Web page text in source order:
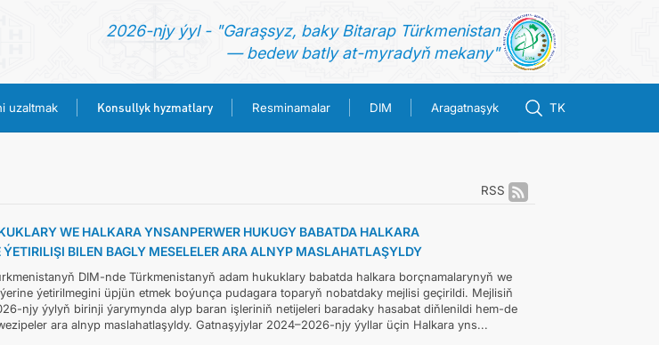
2026-njy ýyl - "Garaşsyz, baky Bitarap Türkmenistan
— bedew batly at-myradyň mekany"
uzaltmak Konsullyk hyzmatlary Resminamalar DIM Aragatnaşyk TK
TÜRKMENISTAN
MÖHLETINI UZALTMAK
RSS
WE HALKARA YNSANPERWER HUKUGY BABATDA HALKARA
BILEN BAGLY MESELELER ARA ALNYP MASLAHATLAŞYLDY
DIM-nde Türkmenistanyň adam hukuklary babatda halkara borçnamalarynyň we
ýetirilmegini üpjün etmek boýunça pudagara toparyň nobatdaky mejlisi geçirildi. Mejlisiň
njy ýylyň birinji ýarymynda alyp baran işleriniň netijeleri baradaky hasabat diňlenildi hem-de
ara alnyp maslahatlaşyldy. Gatnaşyjylar 2024–2026-njy ýyllar üçin Halkara yns...